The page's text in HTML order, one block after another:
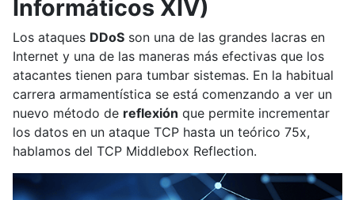
Informáticos XIV)
Los ataques DDoS son una de las grandes lacras en
Internet y una de las maneras más efectivas que los
atacantes tienen para tumbar sistemas. En la habitual
carrera armamentística se está comenzando a ver un
nuevo método de reflexión que permite incrementar
los datos en un ataque TCP hasta un teórico 75x,
hablamos del TCP Middlebox Reflection.